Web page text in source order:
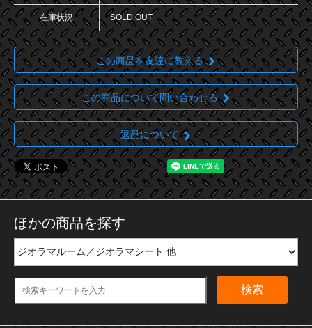
在庫状況 SOLD OUT
この商品を友達に教える
この商品について問い合わせる
返品について
ほかの商品を探す
検索